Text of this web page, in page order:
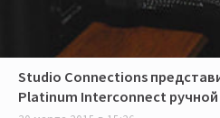
Studio Connections
Platinum Interconnect ручной